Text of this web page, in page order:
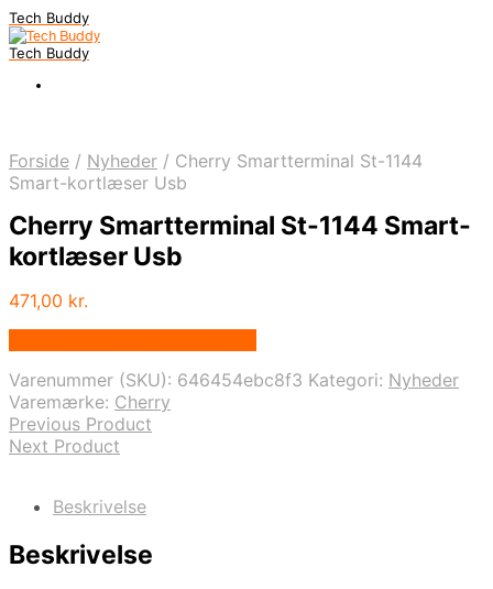
Tech Buddy
Tech Buddy
Forside / Nyheder / Cherry Smartterminal St-1144
Smart-kortlæser Usb
Cherry Smartterminal St-1144 Smart-
kortlæser Usb
471,00 kr.
Varenummer (SKU): 646454ebc8f3 Kategori: Nyheder
Varemærke: Cherry
Previous Product
Next Product
Beskrivelse
Beskrivelse